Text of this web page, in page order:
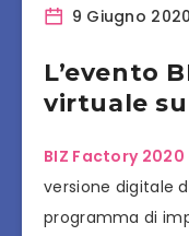
9 Giugno 2020
L’evento
virtuale
BIZ Factory 2020
versione digitale
programma di